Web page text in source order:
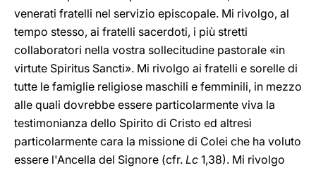
venerati fratelli nel servizio episcopale. Mi rivolgo, al
tempo stesso, ai fratelli sacerdoti, i più stretti
collaboratori nella vostra sollecitudine pastorale «in
virtute Spiritus Sancti». Mi rivolgo ai fratelli e sorelle di
tutte le famiglie religiose maschili e femminili, in mezzo
alle quali dovrebbe essere particolarmente viva la
testimonianza dello Spirito di Cristo ed altresì
particolarmente cara la missione di Colei che ha voluto
essere l'Ancella del Signore (cfr. Lc 1,38). Mi rivolgo